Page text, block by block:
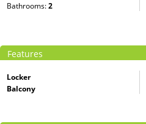
Bathrooms:2
Features
Locker
Balcony